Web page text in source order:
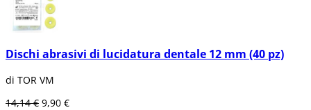
Dischi abrasivi di lucidatura dentale 12 mm (40 pz)
di TOR VM
14,14 € 9,90 €